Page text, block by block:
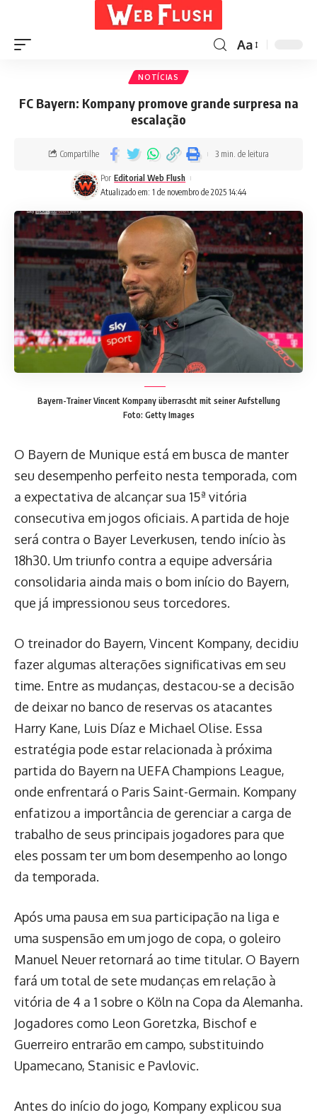
Aa
NOTÍCIAS
FC Bayern: Kompany promove grande surpresa na
escalação
Atualizado em: 1 de novembro de 2025 14:44
Por Editorial Web Flush
Compartilhe 3 min. de leitura
Bayern-Trainer Vincent Kompany überrascht mit seiner Aufstellung
Foto: Getty Images
O Bayern de Munique está em busca de manter
seu desempenho perfeito nesta temporada, com
a expectativa de alcançar sua 15ª vitória
consecutiva em jogos oficiais. A partida de hoje
será contra o Bayer Leverkusen, tendo início às
18h30. Um triunfo contra a equipe adversária
consolidaria ainda mais o bom início do Bayern,
que já impressionou seus torcedores.
O treinador do Bayern, Vincent Kompany, decidiu
fazer algumas alterações significativas em seu
time. Entre as mudanças, destacou-se a decisão
de deixar no banco de reservas os atacantes
Harry Kane, Luis Díaz e Michael Olise. Essa
estratégia pode estar relacionada à próxima
partida do Bayern na UEFA Champions League,
onde enfrentará o Paris Saint-Germain. Kompany
enfatizou a importância de gerenciar a carga de
trabalho de seus principais jogadores para que
eles possam ter um bom desempenho ao longo
da temporada.
Após uma pausa em sua participação na liga e
uma suspensão em um jogo de copa, o goleiro
Manuel Neuer retornará ao time titular. O Bayern
fará um total de sete mudanças em relação à
vitória de 4 a 1 sobre o Köln na Copa da Alemanha.
Jogadores como Leon Goretzka, Bischof e
Guerreiro entrarão em campo, substituindo
Upamecano, Stanisic e Pavlovic.
Antes do início do jogo, Kompany explicou sua